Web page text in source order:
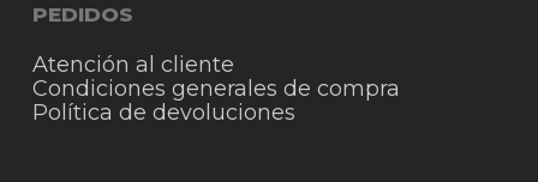
PEDIDOS
Atención al cliente
Condiciones generales de compra
Política de devoluciones